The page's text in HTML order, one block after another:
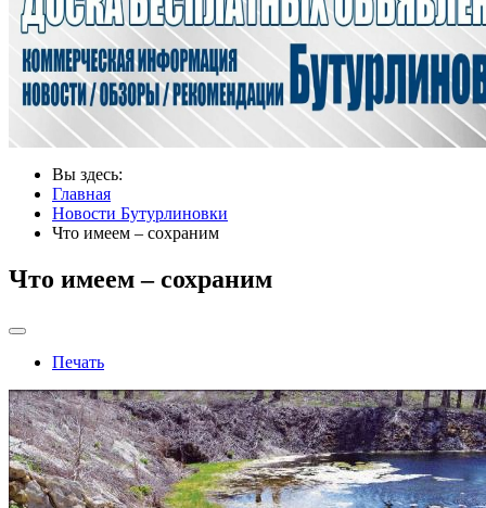
Вы здесь:
Главная
Новости Бутурлиновки
Что имеем – сохраним
Что имеем – сохраним
Печать